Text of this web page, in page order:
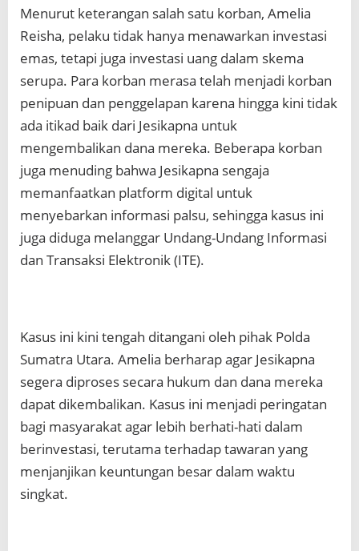
Menurut keterangan salah satu korban, Amelia
Reisha, pelaku tidak hanya menawarkan investasi
emas, tetapi juga investasi uang dalam skema
serupa. Para korban merasa telah menjadi korban
penipuan dan penggelapan karena hingga kini tidak
ada itikad baik dari Jesikapna untuk
mengembalikan dana mereka. Beberapa korban
juga menuding bahwa Jesikapna sengaja
memanfaatkan platform digital untuk
menyebarkan informasi palsu, sehingga kasus ini
juga diduga melanggar Undang-Undang Informasi
dan Transaksi Elektronik (ITE).
Kasus ini kini tengah ditangani oleh pihak Polda
Sumatra Utara. Amelia berharap agar Jesikapna
segera diproses secara hukum dan dana mereka
dapat dikembalikan. Kasus ini menjadi peringatan
bagi masyarakat agar lebih berhati-hati dalam
berinvestasi, terutama terhadap tawaran yang
menjanjikan keuntungan besar dalam waktu
singkat.